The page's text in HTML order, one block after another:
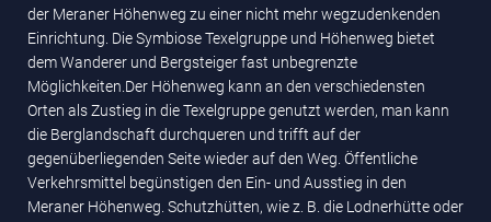
der Meraner Höhenweg zu einer nicht mehr wegzudenkenden
Einrichtung. Die Symbiose Texelgruppe und Höhenweg bietet
dem Wanderer und Bergsteiger fast unbegrenzte
Möglichkeiten.Der Höhenweg kann an den verschiedensten
Orten als Zustieg in die Texelgruppe genutzt werden, man kann
die Berglandschaft durchqueren und trifft auf der
gegenüberliegenden Seite wieder auf den Weg. Öffentliche
Verkehrsmittel begünstigen den Ein- und Ausstieg in den
Meraner Höhenweg. Schutzhütten, wie z. B. die Lodnerhütte oder